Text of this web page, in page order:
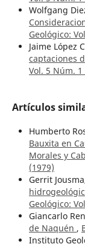
Wolfgang
Geológico:
Jaime López
captaciones
Vol. 5 Núm. 1
Artículos
Humberto
Bauxita en
Morales y
(1979)
Gerrit
Geológico:
Giancarlo
de Naquén ,
Instituto